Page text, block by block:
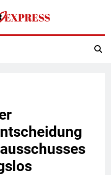
Express